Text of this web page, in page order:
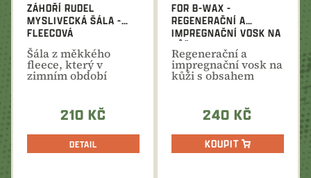
ZÁHOŘÍ RUDEL
MYSLIVECKÁ ŠÁLA -
FLEECOVÁ
​Šála z měkkého
fleece, který v
zimním období
210 KČ
DETAIL
FOR B-WAX -
REGENERAČNÍ A
IMPREGNAČNÍ VOSK NA
KŮŽI - SPREJ - 200ML
Regenerační a
impregnační vosk na
kůži s obsahem
240 KČ
KOUPIT